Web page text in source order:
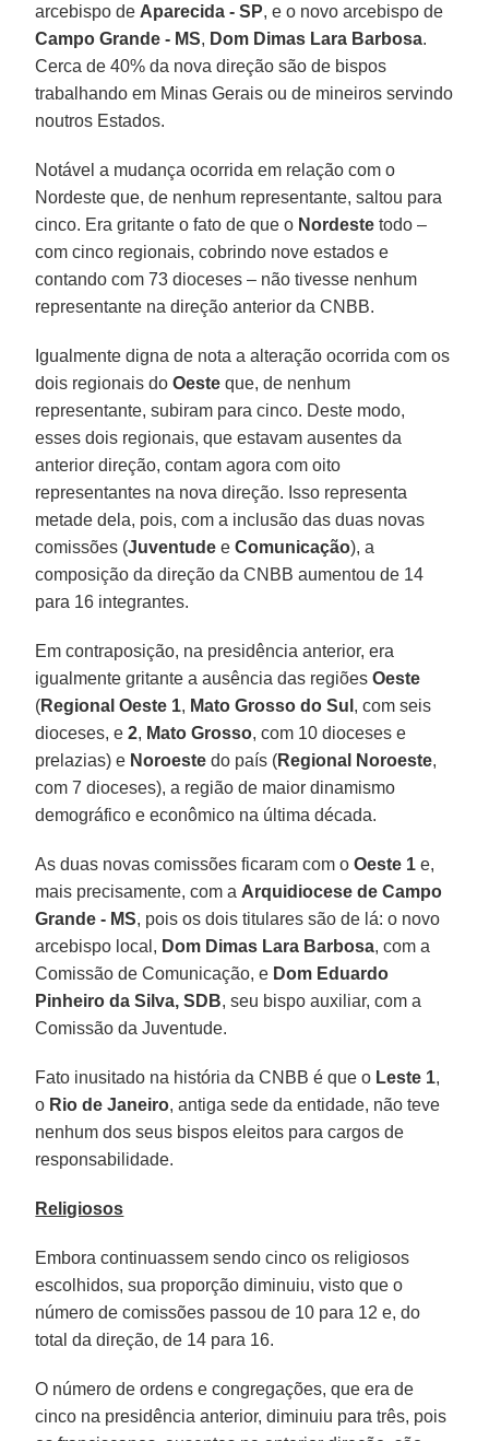
arcebispo de Aparecida - SP, e o novo arcebispo de
Campo Grande - MS, Dom Dimas Lara Barbosa.
Cerca de 40% da nova direção são de bispos
trabalhando em Minas Gerais ou de mineiros servindo
noutros Estados.
Notável a mudança ocorrida em relação com o
Nordeste que, de nenhum representante, saltou para
cinco. Era gritante o fato de que o Nordeste todo –
com cinco regionais, cobrindo nove estados e
contando com 73 dioceses – não tivesse nenhum
representante na direção anterior da CNBB.
Igualmente digna de nota a alteração ocorrida com os
dois regionais doOeste que, de nenhum
representante, subiram para cinco. Deste modo,
esses dois regionais, que estavam ausentes da
anterior direção, contam agora com oito
representantes na nova direção. Isso representa
metade dela, pois, com a inclusão das duas novas
comissões (Juventude eComunicação), a
composição da direção da CNBB aumentou de 14
para 16 integrantes.
Em contraposição, na presidência anterior, era
igualmente gritante a ausência das regiõesOeste
(Regional Oeste 1, Mato Grosso do Sul , com seis
dioceses, e2, Mato Grosso, com 10 dioceses e
prelazias) e Noroeste do país (Regional Noroeste,
com 7 dioceses), a região de maior dinamismo
demográfico e econômico na última década.
As duas novas comissões ficaram com oOeste 1 e,
mais precisamente, com a Arquidiocese de Campo
Grande - MS, pois os dois titulares são de lá: o novo
arcebispo local, Dom Dimas Lara Barbosa, com a
Comissão de Comunicação, e Dom Eduardo
Pinheiro da Silva, SDB, seu bispo auxiliar, com a
Comissão da Juventude.
Fato inusitado na história da CNBB é que o Leste 1,
o Rio de Janeiro, antiga sede da entidade, não teve
nenhum dos seus bispos eleitos para cargos de
responsabilidade.
Religiosos
Embora continuassem sendo cinco os religiosos
escolhidos, sua proporção diminuiu, visto que o
número de comissões passou de 10 para 12 e, do
total da direção, de 14 para 16.
O número de ordens e congregações, que era de
cinco na presidência anterior, diminuiu para três, pois